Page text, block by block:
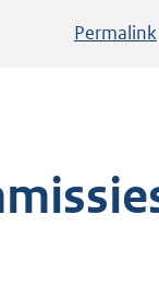
Permalink